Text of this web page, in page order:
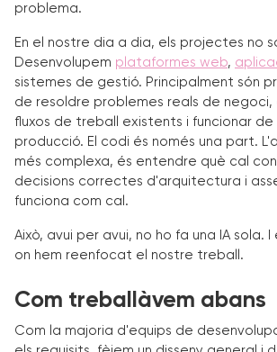
problema.
En el nostre dia a dia, els projectes no
Desenvolupem plataformes web,
sistemes de gestió. Principalment són
de resoldre problemes reals de negoci,
fluxos de treball existents i funcionar
producció. El codi és només una part.
més complexa, és entendre què cal
decisions correctes d'arquitectura i
funciona com cal.
Això, avui per avui, no ho fa una IA sola.
on hem reenfocat el nostre treball.
Com treballàvem abans
Com la majoria d'equips de